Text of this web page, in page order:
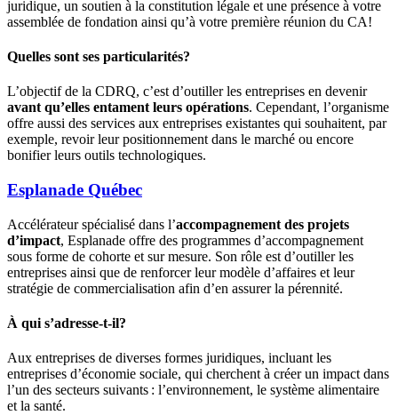
juridique, un soutien à la constitution légale et une présence à votre
assemblée de fondation ainsi qu’à votre première réunion du CA!
Quelles sont ses particularités?
L’objectif de la CDRQ, c’est d’outiller les entreprises en devenir
avant qu’elles entament leurs opérations. Cependant, l’organisme
offre aussi des services aux entreprises existantes qui souhaitent, par
exemple, revoir leur positionnement dans le marché ou encore
bonifier leurs outils technologiques.
Esplanade Québec
Accélérateur spécialisé dans l’accompagnement des projets
d’impact, Esplanade offre des programmes d’accompagnement
sous forme de cohorte et sur mesure. Son rôle est d’outiller les
entreprises ainsi que de renforcer leur modèle d’affaires et leur
stratégie de commercialisation afin d’en assurer la pérennité.
À qui s’adresse-t-il?
Aux entreprises de diverses formes juridiques, incluant les
entreprises d’économie sociale, qui cherchent à créer un impact dans
l’un des secteurs suivants : l’environnement, le système alimentaire
et la santé.